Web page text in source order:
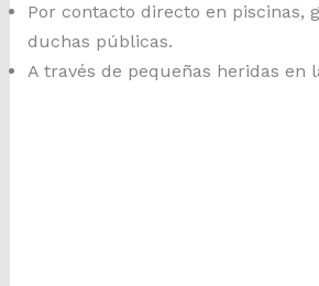
Por contacto directo en piscinas,
duchas públicas.
A través de pequeñas heridas en